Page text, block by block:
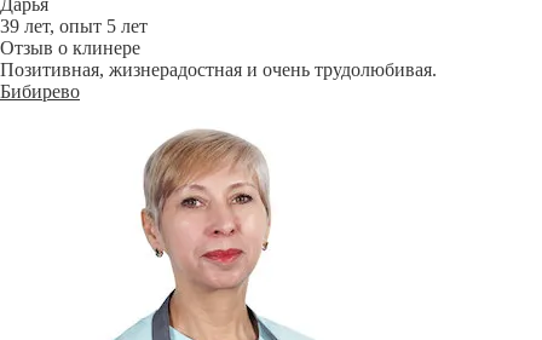
Дарья
39 лет, опыт 5 лет
Отзыв о клинере
Позитивная, жизнерадостная и очень трудолюбивая.
Бибирево